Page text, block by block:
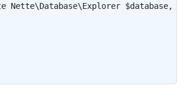
Nette\Database\Explorer $database,